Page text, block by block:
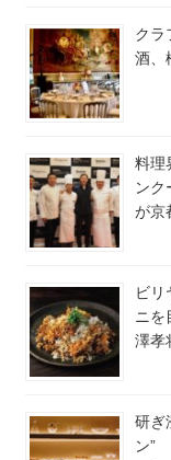
クラ
酒、
料理
ンク
が京
ビリ
ニ
澤
研ぎ
ン”